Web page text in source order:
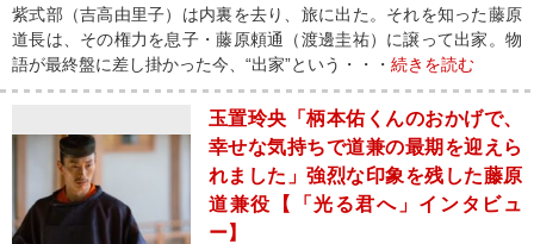
紫式部（吉高由里子）は内裏を去り、旅に出た。それを知った藤原
道長は、その権力を息子・藤原頼通（渡邊圭祐）に譲って出家。物
語が最終盤に差し掛かった今、“出家”という・・・ 続きを読む
玉置玲央「柄本佑くんのおかげで、
幸せな気持ちで道兼の最期を迎えら
れました」強烈な印象を残した藤原
道兼役【「光る君へ」インタビュ
ー】